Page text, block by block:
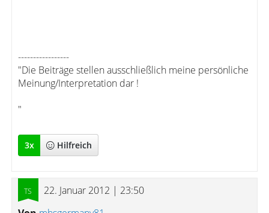
-----------------
"Die Beiträge stellen ausschließlich meine persönliche
Meinung/Interpretation dar !
"
3x Hilfreich
22. Januar 2012 | 23:50